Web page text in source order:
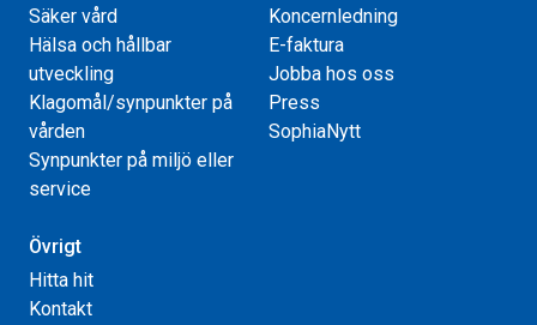
Säker vård
Hälsa och hållbar
utveckling
Klagomål/synpunkter på
vården
Synpunkter på miljö eller
service
Koncernledning
E-faktura
Jobba hos oss
Press
SophiaNytt
Övrigt
Hitta hit
Kontakt